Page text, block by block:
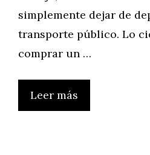
simplemente dejar de
transporte público. Lo
comprar un …
Leer más